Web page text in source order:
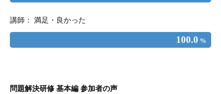
講師： 満足・良かった
100.0 %
問題解決研修 基本編 参加者の声